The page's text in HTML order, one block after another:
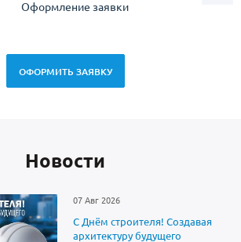
Оформление заявки
ОФОРМИТЬ ЗАЯВКУ
Новоcти
07 Авг 2026
С Днём строителя! Создавая
архитектуру будущего